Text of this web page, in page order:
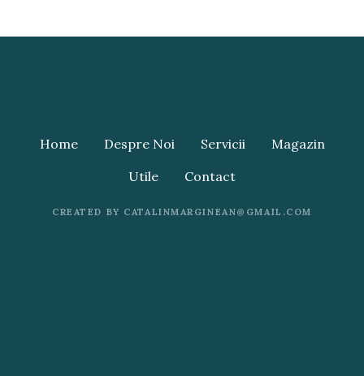
Home Despre Noi Servicii
Magazin
Utile
Contact
CREATED BY CATALINMARGINEAN@GMAIL.COM